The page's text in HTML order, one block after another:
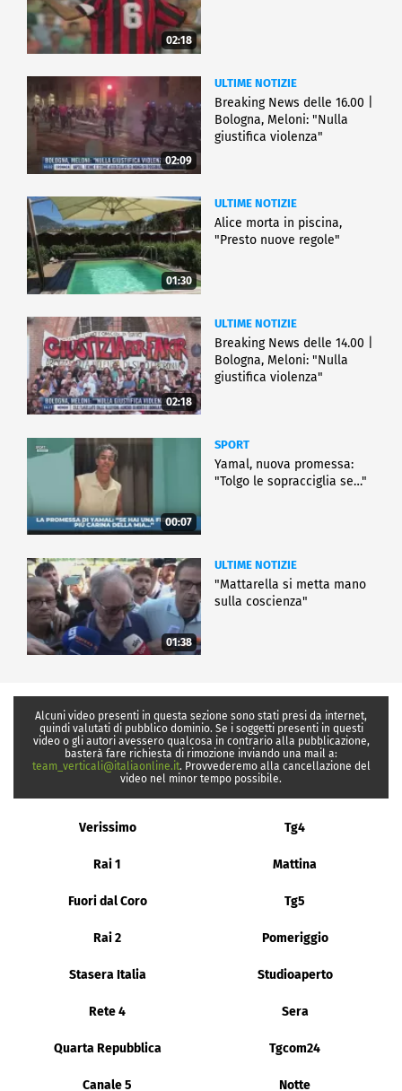
02:18
02:09
ULTIME NOTIZIE
Breaking News delle 16.00 |
Bologna, Meloni: "Nulla
giustifica violenza"
01:30
ULTIME NOTIZIE
Alice morta in piscina,
"Presto nuove regole"
02:18
ULTIME NOTIZIE
Breaking News delle 14.00 |
Bologna, Meloni: "Nulla
giustifica violenza"
00:07
SPORT
Yamal, nuova promessa:
"Tolgo le sopracciglia se…"
01:38
ULTIME NOTIZIE
"Mattarella si metta mano
sulla coscienza"
Alcuni video presenti in questa sezione sono stati presi da internet,
quindi valutati di pubblico dominio. Se i soggetti presenti in questi
video o gli autori avessero qualcosa in contrario alla pubblicazione,
basterà fare richiesta di rimozione inviando una mail a:
team_verticali@italiaonline.it. Provvederemo alla cancellazione del
video nel minor tempo possibile.
Verissimo Tg4
Rai 1 Mattina
Fuori dal Coro Tg5
Rai 2 Pomeriggio
Stasera Italia Studioaperto
Rete 4 Sera
Quarta Repubblica Tgcom24
Canale 5 Notte